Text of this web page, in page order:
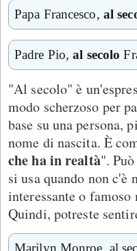
Papa Francesco, al
Padre Pio,al secolo
"Al secolo" è
modo scherzoso per
base su una persona,
nome di nascita. È
che ha in realtà".
si usa quando non
interessante o
Quindi, potreste
Marilyn Monroe, al